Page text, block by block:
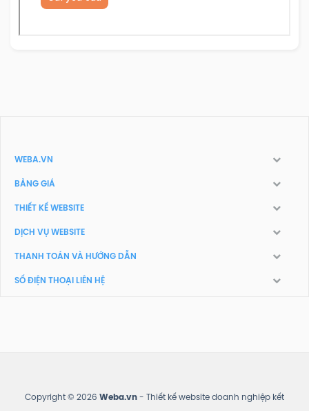
WEBA.VN
BẢNG GIÁ
THIẾT KẾ WEBSITE
DỊCH VỤ WEBSITE
THANH TOÁN VÀ HƯỚNG DẪN
SỐ ĐIỆN THOẠI LIÊN HỆ
Copyright © 2026 Weba.vn - Thiết kế website doanh nghiệp kết